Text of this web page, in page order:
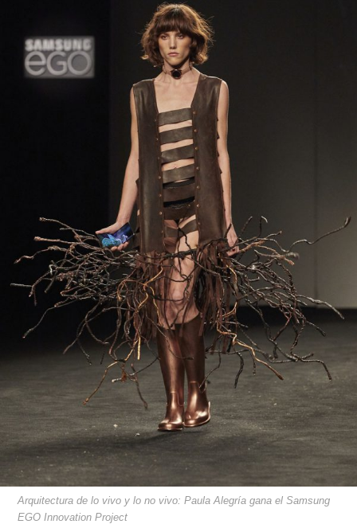
Arquitectura de lo vivo y lo no vivo: Paula Alegría gana el Samsung
EGO Innovation Project